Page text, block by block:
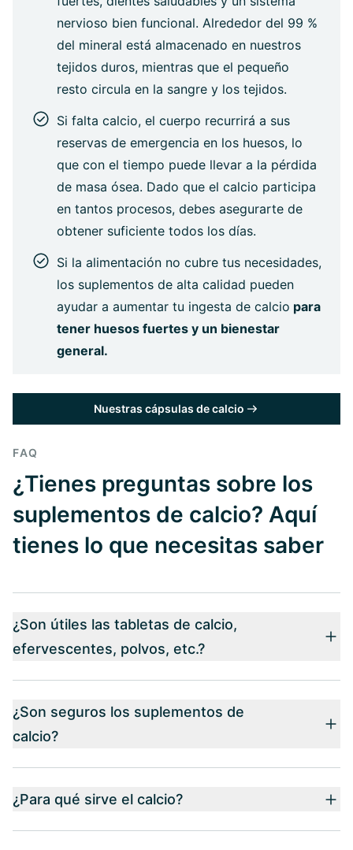
nervioso bien funcional. Alrededor del 99 %
del mineral está almacenado en nuestros
tejidos duros, mientras que el pequeño
resto circula en la sangre y los tejidos.
Si falta calcio, el cuerpo recurrirá a sus
reservas de emergencia en los huesos, lo
que con el tiempo puede llevar a la pérdida
de masa ósea. Dado que el calcio participa
en tantos procesos, debes asegurarte de
obtener suficiente todos los días.
Si la alimentación no cubre tus necesidades,
los suplementos de alta calidad pueden
ayudar a aumentar tu ingesta de calcio para
tener huesos fuertes y un bienestar
general.
Nuestras cápsulas de calcio
FAQ
¿Tienes preguntas sobre los
suplementos de calcio? Aquí
tienes lo que necesitas saber
¿Son útiles las tabletas de calcio,
efervescentes, polvos, etc.?
¿Son seguros los suplementos de
calcio?
¿Para qué sirve el calcio?